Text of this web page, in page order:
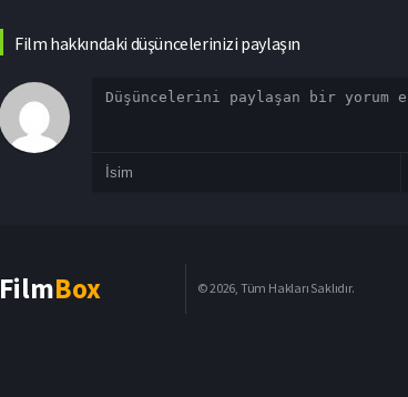
Film hakkındaki düşüncelerinizi paylaşın
FilmBox © 2026, Tüm Hakları Saklıdır.